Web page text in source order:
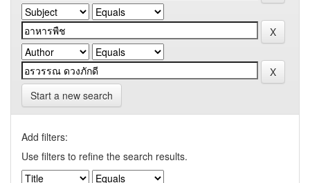
Start a new search
Add filters:
Use filters to refine the search results.